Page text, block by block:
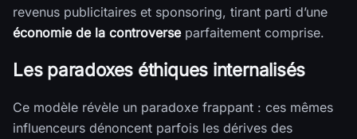
revenus publicitaires et sponsoring, tirant parti d’une
économie de la controverseparfaitement comprise.
Les paradoxes éthiques internalisés
Ce modèle révèle un paradoxe frappant : ces mêmes
influenceurs dénoncent parfois les dérives des